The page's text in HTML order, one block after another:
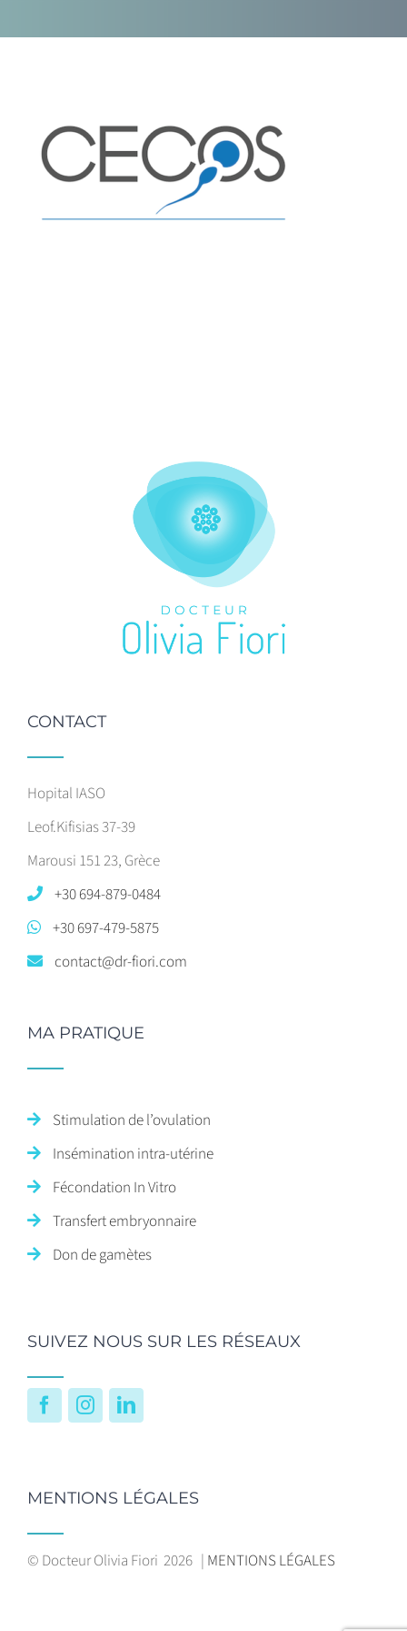
CONTACT
Hopital IASO
Leof.Kifisias 37-39
Marousi 151 23, Grèce
+30 694-879-0484
+30 697-479-5875
contact@dr-fiori.com
MA PRATIQUE
Stimulation de l’ovulation
Insémination intra-utérine
Fécondation In Vitro
Transfert embryonnaire
Don de gamètes
SUIVEZ NOUS SUR LES RÉSEAUX
FacebookInstagramLinkedIn
MENTIONS LÉGALES
© Docteur Olivia Fiori 2026 | MENTIONS LÉGALES